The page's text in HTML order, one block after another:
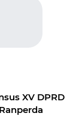
XV DPRD